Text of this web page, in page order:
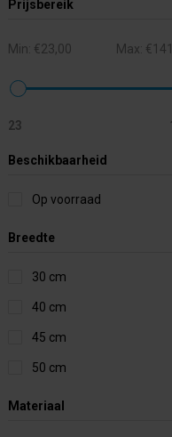
Prijsbereik
Min: €23,00 Max:
23
Beschikbaarheid
Op voorraad
Breedte
30 cm
40 cm
45 cm
50 cm
Materiaal